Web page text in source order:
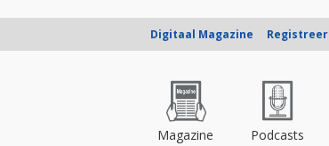
Digitaal Magazine Registreer
Magazine Podcasts